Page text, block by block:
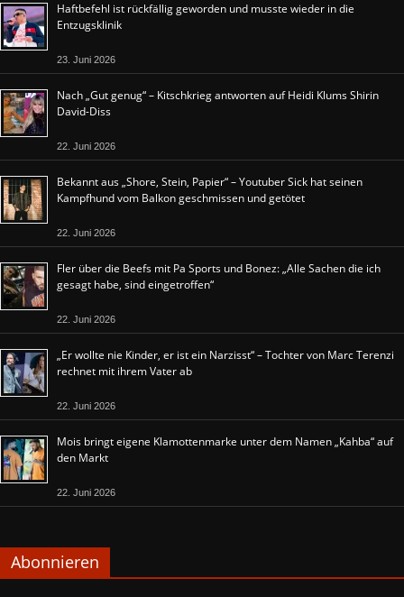
Haftbefehl ist rückfällig geworden und musste wieder in die
Entzugsklinik
23. Juni 2026
Nach „Gut genug“ – Kitschkrieg antworten auf Heidi Klums Shirin
David-Diss
22. Juni 2026
Bekannt aus „Shore, Stein, Papier“ – Youtuber Sick hat seinen
Kampfhund vom Balkon geschmissen und getötet
22. Juni 2026
Fler über die Beefs mit Pa Sports und Bonez: „Alle Sachen die ich
gesagt habe, sind eingetroffen“
22. Juni 2026
„Er wollte nie Kinder, er ist ein Narzisst“ – Tochter von Marc Terenzi
rechnet mit ihrem Vater ab
22. Juni 2026
Mois bringt eigene Klamottenmarke unter dem Namen „Kahba“ auf
den Markt
22. Juni 2026
Abonnieren